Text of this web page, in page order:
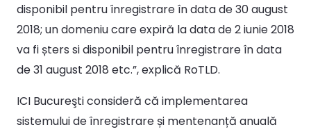
disponibil pentru înregistrare în data de 30 august
2018; un domeniu care expiră la data de 2 iunie 2018
va fi șters si disponibil pentru înregistrare în data
de 31 august 2018 etc.”, explică RoTLD.
ICI Bucureşti consideră că implementarea
sistemului de înregistrare și mentenanță anuală